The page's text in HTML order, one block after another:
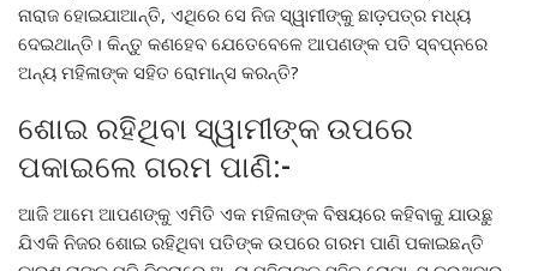
ନାରାଜ ହୋଇଯାଆନ୍ତି, ଏଥିରେ ସେ ନିଜ ସ୍ୱାମୀଙ୍କୁ ଛାଡ଼ପତ୍ର ମଧ୍ୟ
ଦେଇଥାନ୍ତି। କିନ୍ତୁ କଣହେବ ଯେତେବେଳେ ଆପଣଙ୍କ ପତି ସ୍ବପ୍ନରେ
ଅନ୍ୟ ମହିଳାଙ୍କ ସହିତ ରୋମାନ୍ସ କରନ୍ତି?
ଶୋଇ ରହିଥିବା ସ୍ୱାମୀଙ୍କ ଉପରେ
ପକାଇଲେ ଗରମ ପାଣି:-
ଆଜି ଆମେ ଆପଣଙ୍କୁ ଏମିତି ଏକ ମହିଳାଙ୍କ ବିଷୟରେ କହିବାକୁ ଯାଉଛୁ
ଯିଏକି ନିଜର ଶୋଇ ରହିଥିବା ପତିଙ୍କ ଉପରେ ଗରମ ପାଣି ପକାଇଛନ୍ତି